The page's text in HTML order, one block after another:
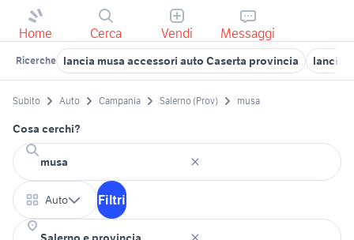
Home Cerca Vendi Messaggi
Ricerche lancia musa accessori auto Caserta provincia lancia
Subito Auto Campania Salerno (Prov) musa
Cosa cerchi?
Auto Filtri